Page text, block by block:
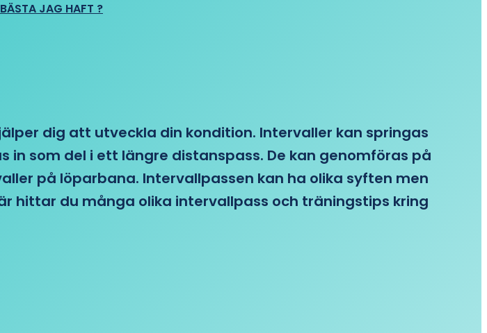
JAG HAFT ?
dig att utveckla din kondition. Intervaller kan springas
som del i ett längre distanspass. De kan genomföras på
på löparbana. Intervallpassen kan ha olika syften men
hittar du många olika intervallpass och träningstips kring